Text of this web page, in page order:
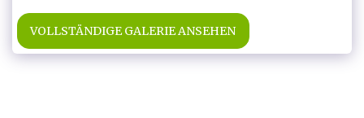
VOLLSTÄNDIGE GALERIE ANSEHEN